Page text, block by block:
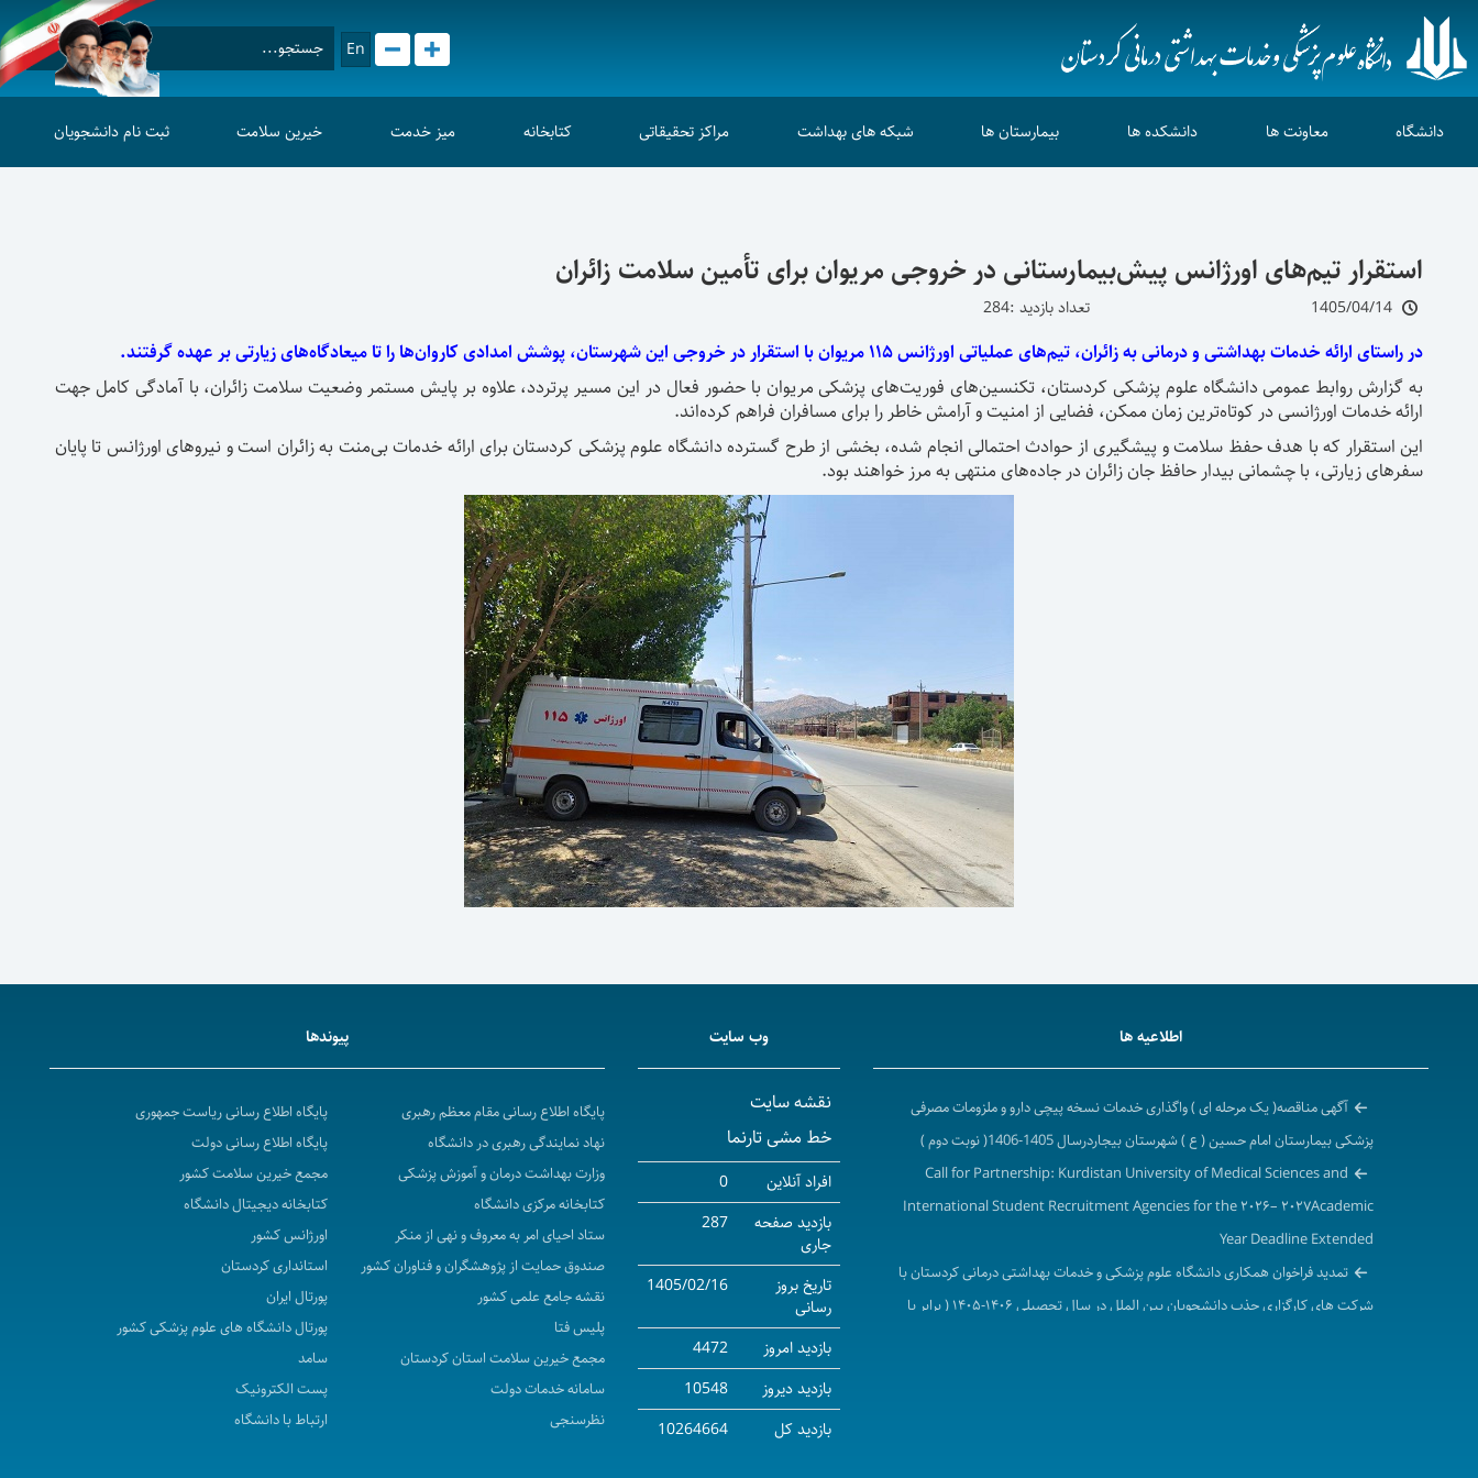
En
دانشگاه معاونت ها دانشکده ها بیمارستان ها شبکه های بهداشت مراکز تحقیقاتی کتابخانه میز خدمت خیرین سلامت ثبت نام دانشجویان
استقرار تیم‌های اورژانس پیش‌بیمارستانی در خروجی مریوان برای تأمین سلامت زائران
تعداد بازدید :284
در راستای ارائه خدمات بهداشتی و درمانی به زائران، تیم‌های عملیاتی اورژانس ۱۱۵ مریوان با استقرار در خروجی این شهرستان، پوشش امدادی کاروان‌ها را تا میعادگاه‌های زیارتی بر عهده گرفتند.
به گزارش روابط عمومی دانشگاه علوم پزشکی کردستان، تکنسین‌های فوریت‌های پزشکی مریوان با حضور فعال در این مسیر پرتردد، علاوه بر پایش مستمر وضعیت سلامت زائران، با آمادگی کامل جهت
ارائه خدمات اورژانسی در کوتاه‌ترین زمان ممکن، فضایی از امنیت و آرامش خاطر را برای مسافران فراهم کرده‌اند.
این استقرار که با هدف حفظ سلامت و پیشگیری از حوادث احتمالی انجام شده، بخشی از طرح گسترده دانشگاه علوم پزشکی کردستان برای ارائه خدمات بی‌منت به زائران است و نیروهای اورژانس تا پایان
سفرهای زیارتی، با چشمانی بیدار حافظ جان زائران در جاده‌های منتهی به مرز خواهند بود.
اطلاعیه ها
آگهی مناقصه( یک مرحله ای ) واگذاری خدمات نسخه پیچی دارو و ملزومات مصرفی
پزشکی بیمارستان امام حسین ( ع ) شهرستان بیجاردرسال 1405-1406( نوبت دوم )
Call for Partnership: Kurdistan University of Medical Sciences and
International Student Recruitment Agencies for the ۲۰۲۶– ۲۰۲۷Academic
Year Deadline Extended
تمدید فراخوان همکاری دانشگاه علوم پزشکی و خدمات بهداشتی درمانی کردستان با
شرکت های کارگزاری جذب دانشجویان بین الملل در سال تحصیلی ۱۴۰۶-۱۴۰۵ ( برابر با
وب سایت
نقشه سایت
خط مشی تارنما
افراد آنلاین
0
بازدید صفحه
جاری
287
تاریخ بروز
رسانی
1405/02/16
بازدید امروز
4472
بازدید دیروز
10548
بازدید کل
10264664
پیوندها
پایگاه اطلاع رسانی مقام معظم رهبری
پایگاه اطلاع رسانی ریاست جمهوری
نهاد نمایندگی رهبری در دانشگاه
پایگاه اطلاع رسانی دولت
وزارت بهداشت درمان و آموزش پزشکی
مجمع خیرین سلامت کشور
کتابخانه مرکزی دانشگاه
کتابخانه دیجیتال دانشگاه
ستاد احیای امر به معروف و نهی از منکر
اورژانس کشور
صندوق حمایت از پژوهشگران و فناوران کشور
استانداری کردستان
نقشه جامع علمی کشور
پورتال ایران
پلیس فتا
پورتال دانشگاه های علوم پزشکی کشور
مجمع خیرین سلامت استان کردستان
سامد
سامانه خدمات دولت
پست الکترونیک
نظرسنجی
ارتباط با دانشگاه